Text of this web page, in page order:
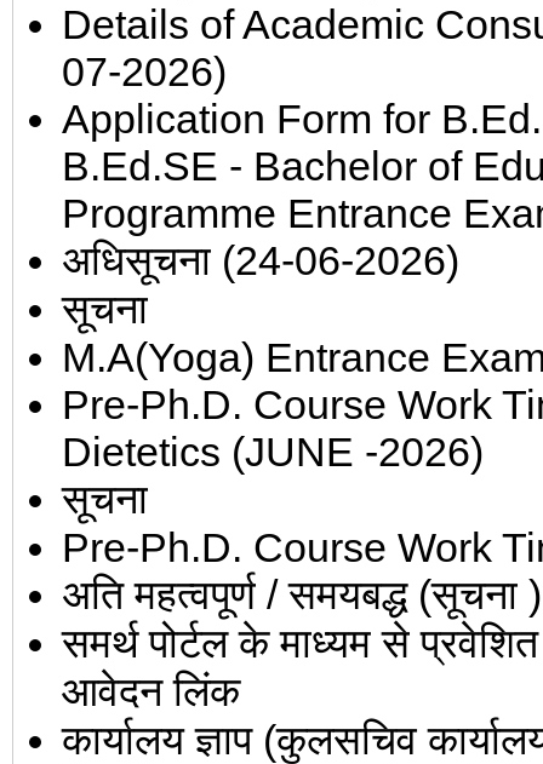
Details of Academic
07-2026)
Application Form for
B.Ed.SE - Bachelor of
Programme Entrance
अधिसूचना (24-06-2026)
सूचना
M.A(Yoga) Entrance
Pre-Ph.D. Course Work
Dietetics (JUNE -2026)
सूचना
Pre-Ph.D. Course Work
अति महत्वपूर्ण / समयबद्ध (सूचना
समर्थ पोर्टल के माध्यम से
आवेदन लिंक
कार्यालय ज्ञाप (कुलसचिव